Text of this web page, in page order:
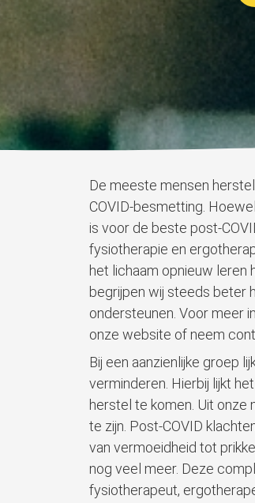
De meeste mensen
COVID-besmetting.
is voor de beste post-
fysiotherapie en
het lichaam opnieuw leren
begrijpen wij steeds beter
ondersteunen. Voor meer
onze website of neem
Bij een aanzienlijke groep
verminderen. Hierbij lijkt
herstel te komen. Uit onze
te zijn. Post-COVID
van vermoeidheid tot
nog veel meer. Deze
fysiotherapeut,